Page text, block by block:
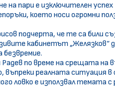
на пари е изключителен
което носи огромни
подчерта, че те са били
кабинетът
безвремие.
по време на срещата на
въпреки реалната
ловко е използвал